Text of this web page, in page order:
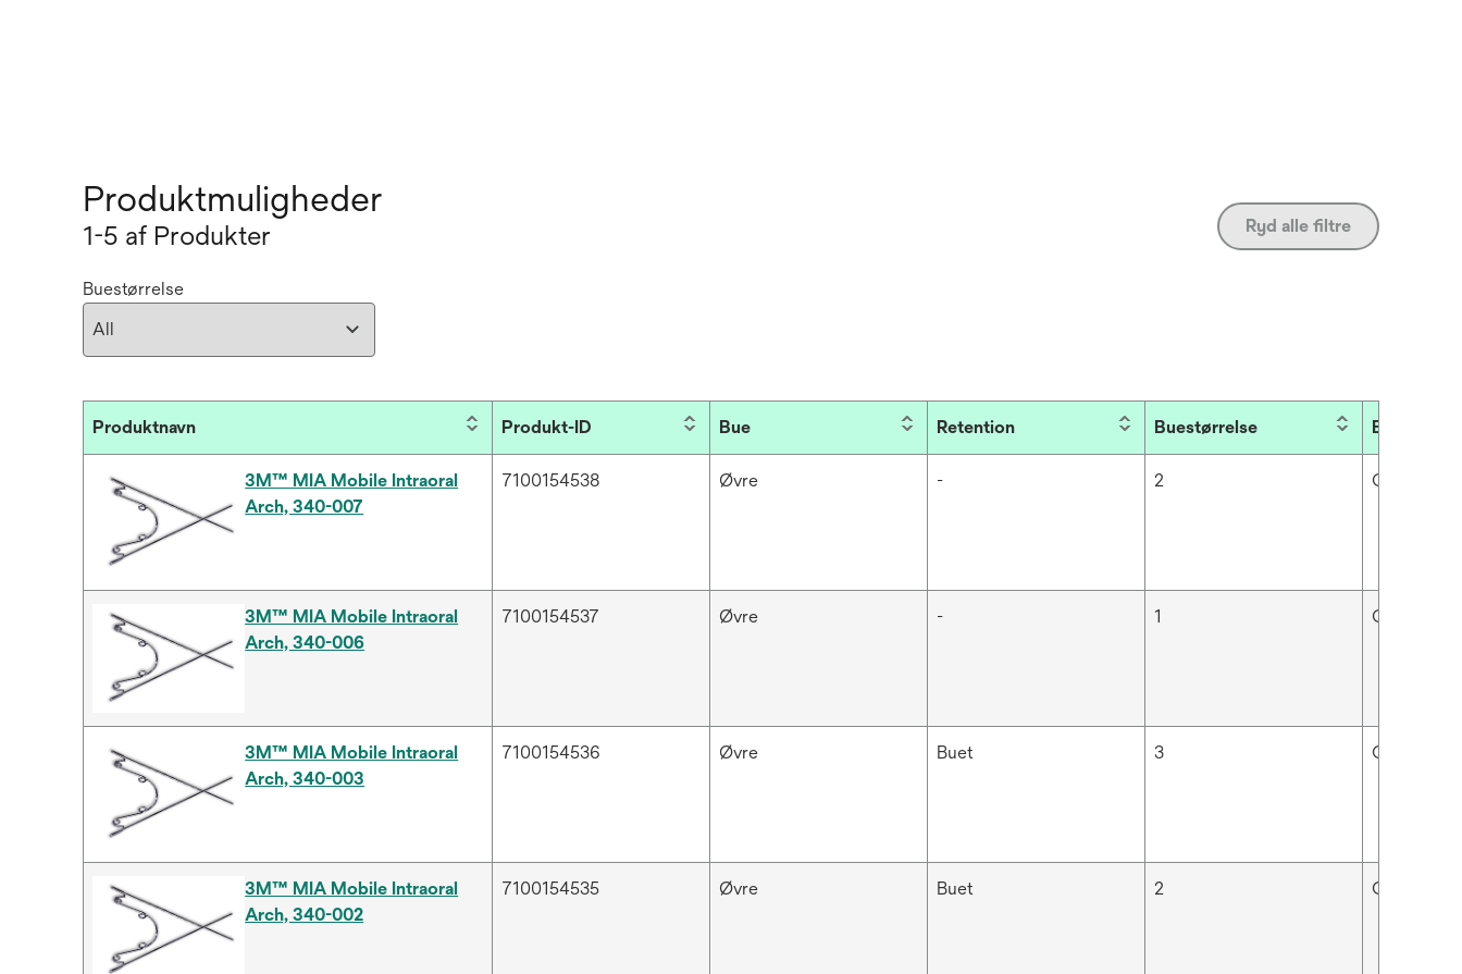
Produktmuligheder
1-5 af Produkter Ryd alle filtre
Buestørrelse
Produktnavn Produkt-ID Bue Retention Buestørrelse Brancher
3M™ MIA Mobile Intraoral
Arch, 340-007
7100154538 Øvre - 2
3M™ MIA Mobile Intraoral
Arch, 340-006
7100154537 Øvre - 1
3M™ MIA Mobile Intraoral
Arch, 340-003
7100154536 Øvre Buet 3
3M™ MIA Mobile Intraoral
Arch, 340-002
7100154535 Øvre Buet 2